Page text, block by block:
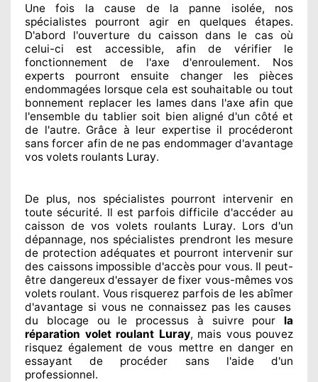
Une fois la cause de la panne isolée, nos
spécialistes pourront agiren quelques étapes.
D'abord l'ouverture du caisson dans le cas où
celui-ci est accessible, afin de vérifier le
fonctionnement de l'axe d'enroulement. Nos
experts pourront ensuite changerles pièces
endommagées lorsque cela est souhaitable ou tout
bonnement replacerles lames dans l'axe afin que
l'ensemble du tablier soit bien aligné d'un côté et
de l'autre. Grâce à leur expertiseil procéderont
sans forcer afin dene pas endommagerd'avantage
vos volets roulants Luray.
De plus, nos spécialistespourront intervenir en
toute sécurité. Il est parfois difficile d'accéder au
caisson de vos volets roulants Luray. Lors d'un
dépannage, nos spécialistes prendront les mesure
de protection adéquates et pourront intervenir sur
des caissons impossible d'accès pour vous. Il peut-
être dangereuxd'essayer de fixer vous-mêmes vos
volets roulant. Vous risquerez parfois de les abîmer
d'avantage si vous ne connaissez pas les causes
du blocage ou le processus à suivre pour la
réparation volet roulant Luray, mais vous pouvez
risquez également de vous mettre en danger en
essayant de procéder sans l'aide d'un
professionnel.